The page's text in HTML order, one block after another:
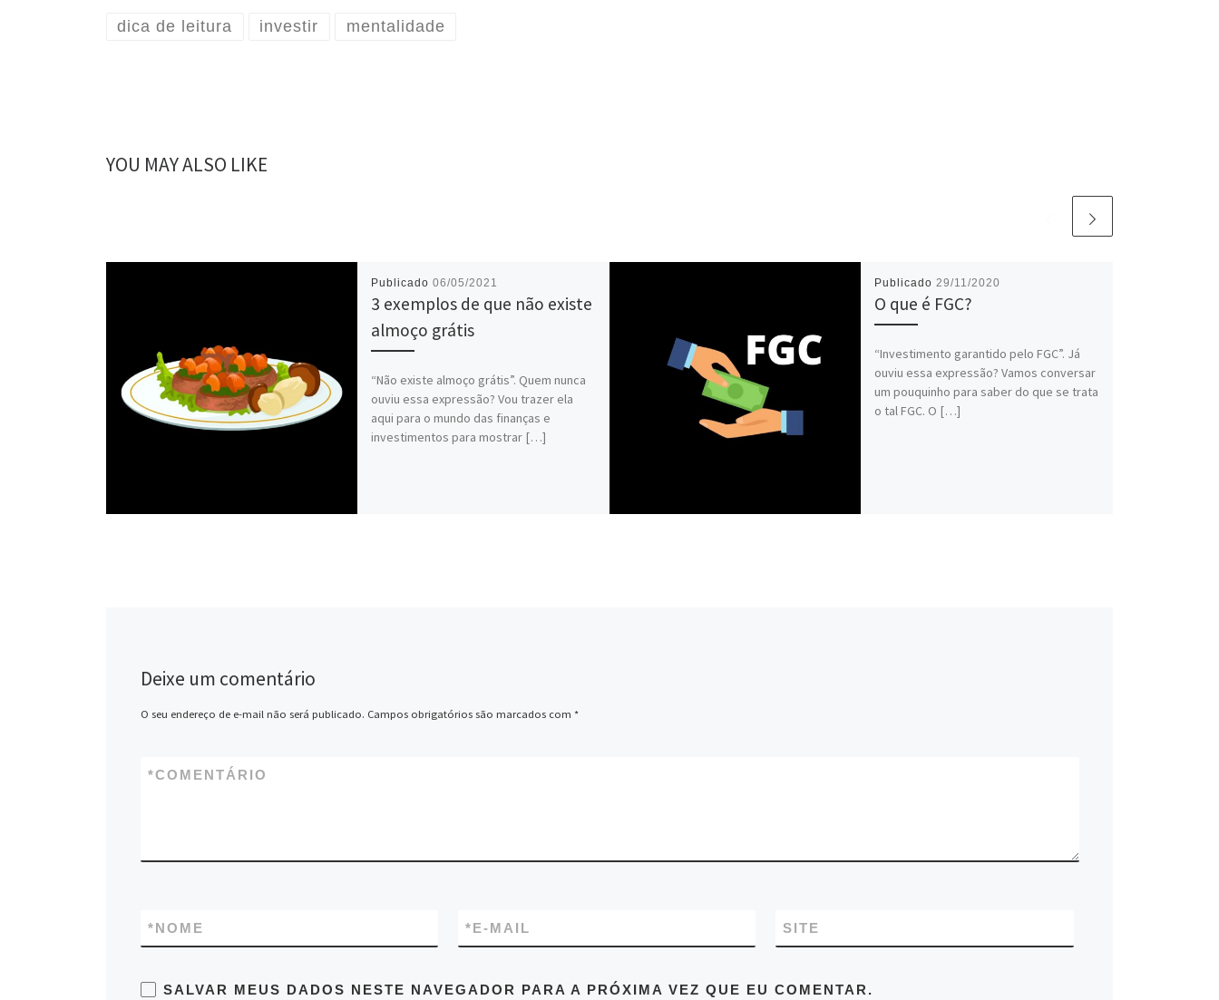
dica de leitura investir mentalidade
YOU MAY ALSO LIKE
Publicado 06/05/2021
3 exemplos de que não existe
almoço grátis
“Não existe almoço grátis”. Quem nunca
ouviu essa expressão? Vou trazer ela
aqui para o mundo das finanças e
investimentos para mostrar […]
Publicado 29/11/2020
O que é FGC?
“Investimento garantido pelo FGC”. Já
ouviu essa expressão? Vamos conversar
um pouquinho para saber do que se trata
o tal FGC. O […]
Deixe um comentário
O seu endereço de e-mail não será publicado. Campos obrigatórios são marcados com *
COMENTÁRIO
*
NOME
* E-MAIL
* SITE
SALVAR MEUS DADOS NESTE NAVEGADOR PARA A PRÓXIMA VEZ QUE EU COMENTAR.